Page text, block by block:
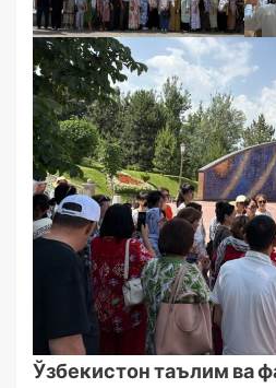
Ўзбекистон таълим ва